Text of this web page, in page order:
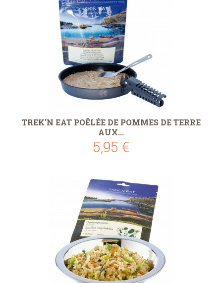
TREK'N EAT POÊLÉE DE POMMES DE TERRE
AUX...
5,95 €